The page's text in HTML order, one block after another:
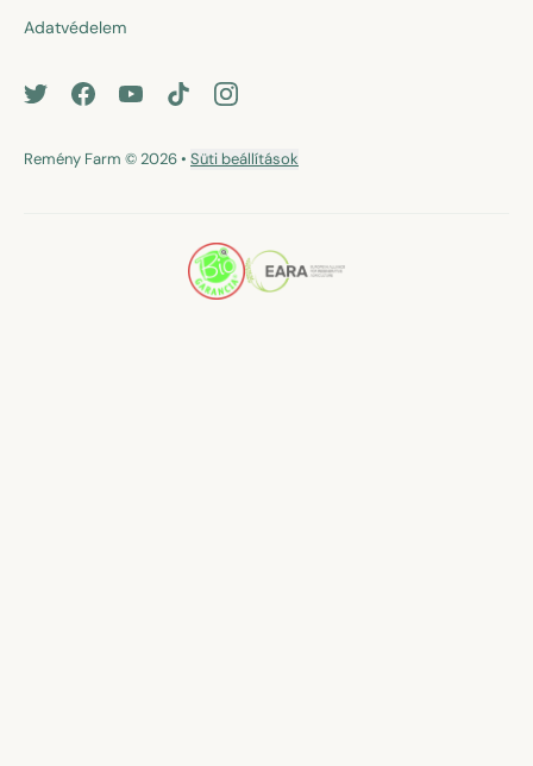
Adatvédelem
Remény Farm © 2026• Süti beállítások